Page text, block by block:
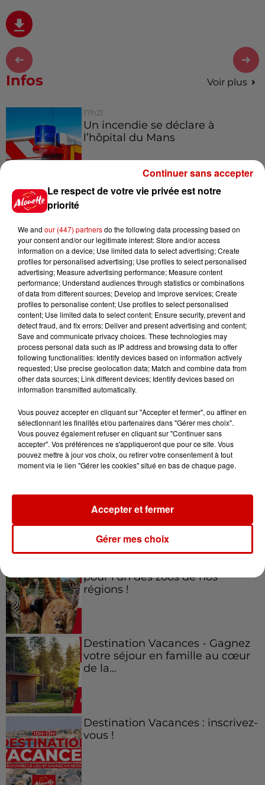
Infos Voir plus
17h21
Un incendie se déclare à
l’hôpital du Mans
12h41
11h12
L’église de cette commune
d’Indre-et-Loire a été
cambriolée, deux...
10h20
Incendies suspects en Deux-
Sèvres et en Maine-et-Loire :
un...
Jeux Voir plus
festival Marché Gourmand 2026
à Coulon !
pour l'un des zoos de nos
régions !
Destination Vacances - Gagnez
votre séjour en famille au cœur
de la...
Destination Vacances : inscrivez-
vous !
Le respect de votre vie privée est notre
priorité
We and our (447) partnersdo the following data processing based on
your consent and/or our legitimate interest: Store and/or access
information on a device; Use limited data to select advertising; Create
profiles for personalised advertising; Use profiles to select personalised
advertising; Measure advertising performance; Measure content
performance; Understand audiences through statistics or combinations
of data from different sources; Develop and improve services; Create
profiles to personalise content; Use profiles to select personalised
content; Use limited data to select content; Ensure security, prevent and
detect fraud, and fix errors; Deliver and present advertising and content;
Save and communicate privacy choices. These technologies may
process personal data such as IP address and browsing data to offer
following functionalities: Identify devices based on information actively
requested; Use precise geolocation data; Match and combine data from
other data sources; Link different devices; Identify devices based on
information transmitted automatically.
Vous pouvez accepter en cliquant sur "Accepter et fermer", ou affiner en
sélectionnant les finalités et/ou partenaires dans "Gérer mes choix".
Vous pouvez également refuser en cliquant sur "Continuer sans
accepter". Vos préférences ne s'appliqueront que pour ce site. Vous
pouvez mettre à jour vos choix, ou retirer votre consentement à tout
moment via le lien "Gérer les cookies" situé en bas de chaque page.
Gérer mes choix
Accepter et fermer
Continuer sans accepter